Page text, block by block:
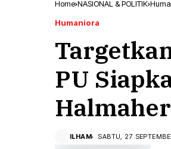
Home NASIONAL & POLITIK
Humaniora
PU
ILHAM SABTU, 27